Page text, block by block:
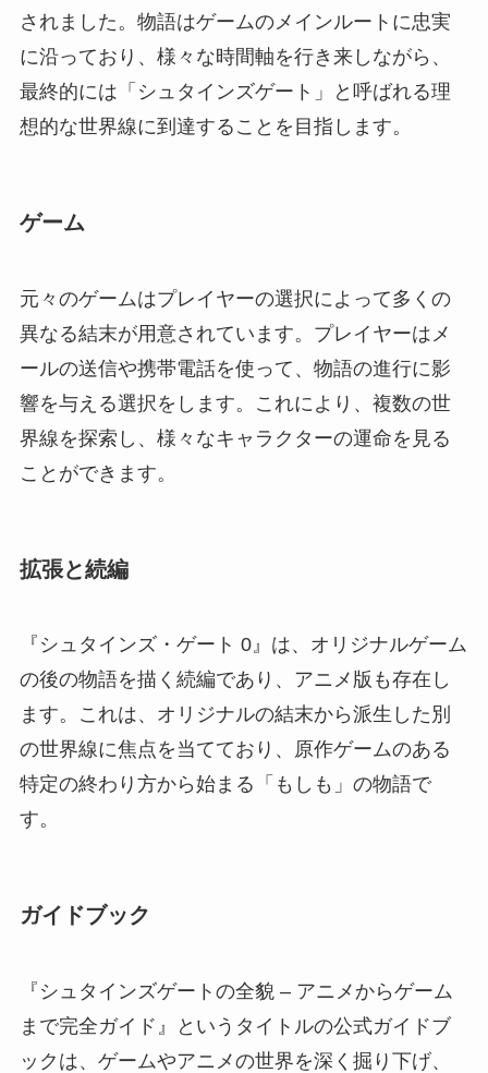
されました。物語はゲームのメインルートに忠実
に沿っており、様々な時間軸を行き来しながら、
最終的には「シュタインズゲート」と呼ばれる理
想的な世界線に到達することを目指します。
ゲーム
元々のゲームはプレイヤーの選択によって多くの
異なる結末が用意されています。プレイヤーはメ
ールの送信や携帯電話を使って、物語の進行に影
響を与える選択をします。これにより、複数の世
界線を探索し、様々なキャラクターの運命を見る
ことができます。
拡張と続編
『シュタインズ・ゲート 0』は、オリジナルゲーム
の後の物語を描く続編であり、アニメ版も存在し
ます。これは、オリジナルの結末から派生した別
の世界線に焦点を当てており、原作ゲームのある
特定の終わり方から始まる「もしも」の物語で
す。
ガイドブック
『シュタインズゲートの全貌 – アニメからゲーム
まで完全ガイド』というタイトルの公式ガイドブ
ックは、ゲームやアニメの世界を深く掘り下げ、